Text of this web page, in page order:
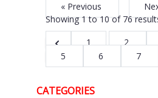
« Previous
Showing1to10of 76
1
2
5
6 7
CATEGORIES